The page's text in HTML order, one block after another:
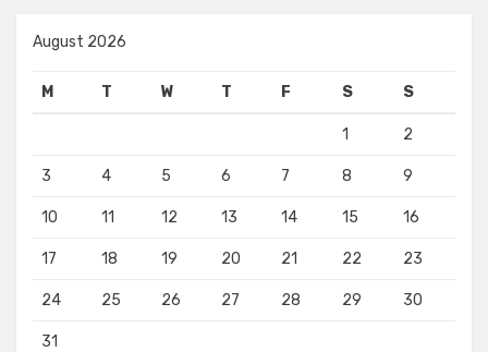
August 2026
M T W T F S S
1 2
3 4 5 6 7 8 9
10 11 12 13 14 15 16
17 18 19 20 21 22 23
24 25 26 27 28 29 30
31